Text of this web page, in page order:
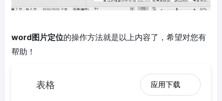
word图片定位的操作方法就是以上内容了，希望对您有
帮助！
表格 应用下载